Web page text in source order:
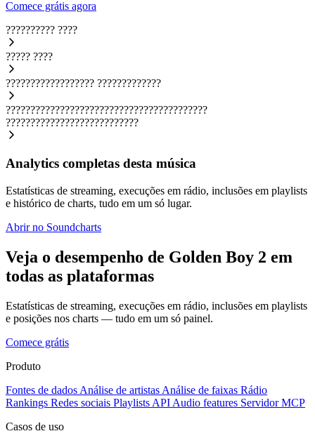
Comece grátis agora
?????????? ????
????? ????
?????????????????? ?????????????
?????????????????????????????????????????
???????????????????????????
Analytics completas desta música
Estatísticas de streaming, execuções em rádio, inclusões em playlists
e histórico de charts, tudo em um só lugar.
Abrir no Soundcharts
Veja o desempenho de Golden Boy 2 em
todas as plataformas
Estatísticas de streaming, execuções em rádio, inclusões em playlists
e posições nos charts — tudo em um só painel.
Comece grátis
Produto
Fontes de dados Análise de artistas Análise de faixas Rádio
Rankings Redes sociais Playlists API Audio features Servidor MCP
Casos de uso